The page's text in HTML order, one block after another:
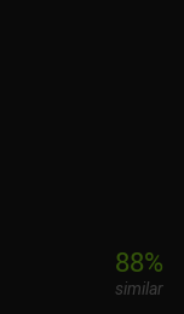
88%
similar